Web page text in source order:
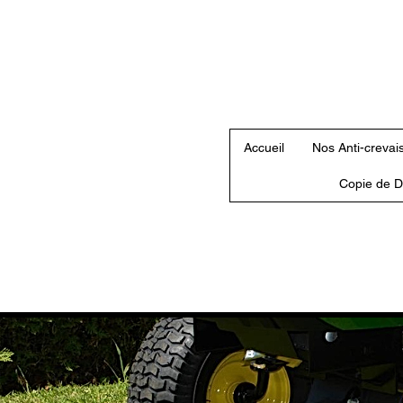
Accueil Nos Anti-
Copie de